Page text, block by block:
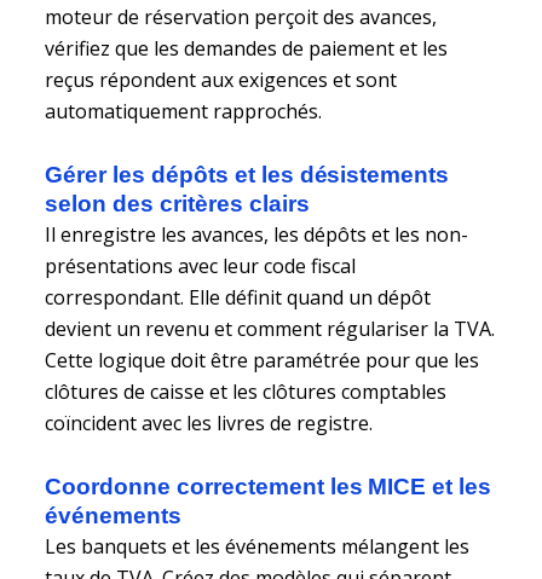
moteur de réservation perçoit des avances,
vérifiez que les demandes de paiement et les
reçus répondent aux exigences et sont
automatiquement rapprochés.
Gérer les dépôts et les désistements
selon des critères clairs
Il enregistre les avances, les dépôts et les non-
présentations avec leur code fiscal
correspondant. Elle définit quand un dépôt
devient un revenu et comment régulariser la TVA.
Cette logique doit être paramétrée pour que les
clôtures de caisse et les clôtures comptables
coïncident avec les livres de registre.
Coordonne correctement les MICE et les
événements
Les banquets et les événements mélangent les